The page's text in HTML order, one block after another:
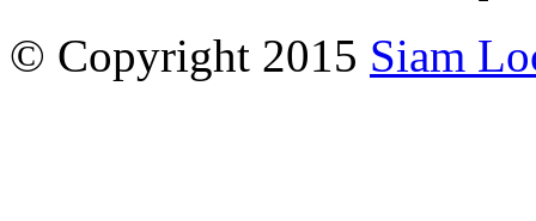
© Copyright 2015 Siam